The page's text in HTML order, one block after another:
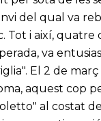
del qual va
Tot i així, quatre
va
El 2 de
aquest cop
al costat